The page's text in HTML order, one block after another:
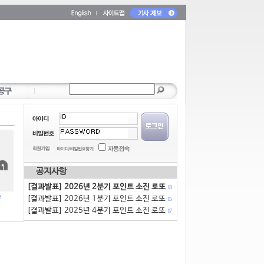
공지사항
[결과발표] 2026년 2분기 포인트 소진 로또 13
[결과발표] 2026년 1분기 포인트 소진 로또 15
[결과발표] 2025년 4분기 포인트 소진 로또 17